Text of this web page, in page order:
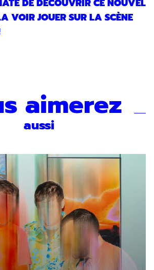
DE DÉCOUVRIR CE NOUVEL
VOIR JOUER SUR LA SCÈNE
aimerez
aussi
En savoir plus
notre lettre
par voie électronique. Vous
désinscrire à tout moment via
ou en nous
SOUMETTRE